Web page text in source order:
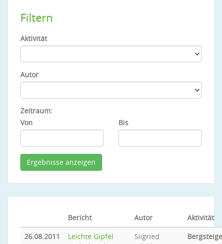
Filtern
Aktivität
Autor
Zeitraum:
Von
Bis
Bericht Autor
Aktivität
26.08.2011
Leichte Gipfel
Siigried